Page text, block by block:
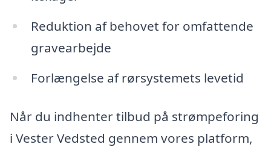
Reduktion af behovet for omfattende
gravearbejde
Forlængelse af rørsystemets levetid
Når du indhenter tilbud på strømpeforing
i Vester Vedsted gennem vores platform,